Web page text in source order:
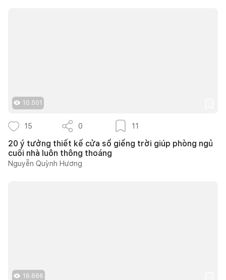
10.501
15 0 11
20 ý tưởng thiết kế cửa sổ giếng trời giúp phòng ngủ
cuối nhà luôn thông thoáng
Nguyễn Quỳnh Hương
16.666